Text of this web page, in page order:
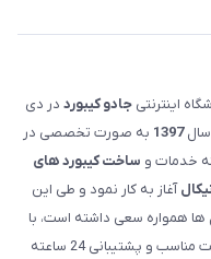
اینترنتی جادو کیبورد در دی
سال1397 به صورت تخصصی در
خدمات و ساخت کیبورد های
آغاز به کار نمود و طی این
ها همواره سعی داشته است، با
قیمت‌ مناسب و پشتیبانی 24 ساعته